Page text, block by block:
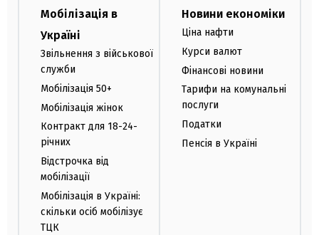
Мобілізація в
Україні
Звільнення з військової
служби
Мобілізація 50+
Мобілізація жінок
Контракт для 18-24-
річних
Відстрочка від
мобілізації
Мобілізація в Україні:
скільки осіб мобілізує
ТЦК
Новини економіки
Ціна нафти
Курси валют
Фінансові новини
Тарифи на комунальні
послуги
Податки
Пенсія в Україні